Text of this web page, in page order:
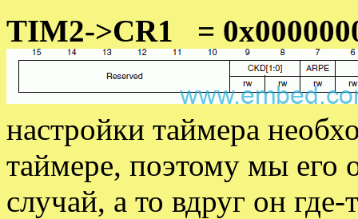
TIM2->CR1 =
настройки таймера
таймере, поэтому мы его
случай, а то вдруг он